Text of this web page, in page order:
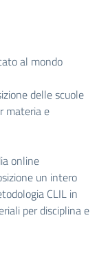
al mondo
delle scuole
materia e
online
un intero
CLIL in
per disciplina e